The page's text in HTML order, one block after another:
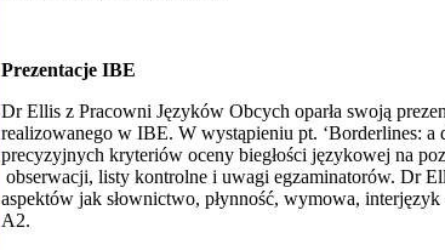
Prezentacje IBE
Dr Ellis z Pracowni Języków Obcych oparła swoją
realizowanego w IBE. W wystąpieniu pt. ‘Borderlines: a
precyzyjnych kryteriów oceny biegłości językowej na
obserwacji, listy kontrolne i uwagi egzaminatorów. Dr
aspektów jak słownictwo, płynność, wymowa,
A2.